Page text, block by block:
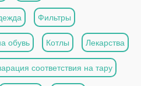
Фильтры
обувь Котлы Лекарства
соответствия на тару